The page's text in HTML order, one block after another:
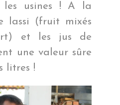
les usines ! A la
lassi (fruit mixés
et les jus de
une valeur sûre
litres !